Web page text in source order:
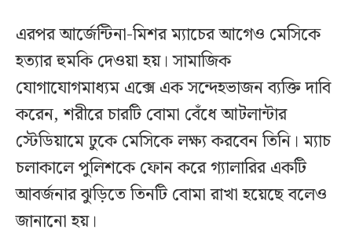
এরপর আর্জেন্টিনা-মিশর ম্যাচের আগেও মেসিকে
হত্যার হুমকি দেওয়া হয়। সামাজিক
যোগাযোগমাধ্যম এক্সে এক সন্দেহভাজন ব্যক্তি দাবি
করেন, শরীরে চারটি বোমা বেঁধে আটলান্টার
স্টেডিয়ামে ঢুকে মেসিকে লক্ষ্য করবেন তিনি। ম্যাচ
চলাকালে পুলিশকে ফোন করে গ্যালারির একটি
আবর্জনার ঝুড়িতে তিনটি বোমা রাখা হয়েছে বলেও
জানানো হয়।